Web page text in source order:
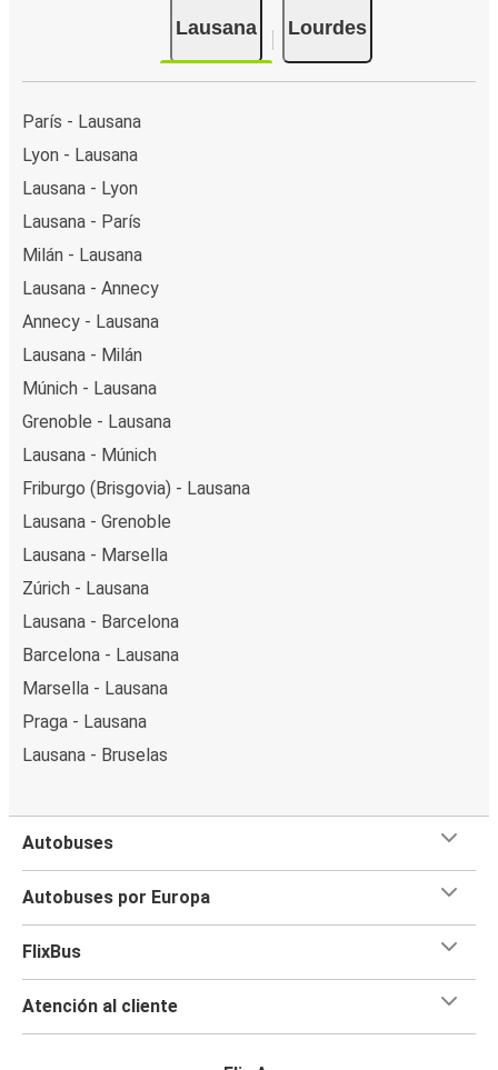
Lausana Lourdes
París - Lausana
Lyon - Lausana
Lausana - Lyon
Lausana - París
Milán - Lausana
Lausana - Annecy
Annecy - Lausana
Lausana - Milán
Múnich - Lausana
Grenoble - Lausana
Lausana - Múnich
Friburgo (Brisgovia) - Lausana
Lausana - Grenoble
Lausana - Marsella
Zúrich - Lausana
Lausana - Barcelona
Barcelona - Lausana
Marsella - Lausana
Praga - Lausana
Lausana - Bruselas
Autobuses
Autobuses por Europa
FlixBus
Atención al cliente